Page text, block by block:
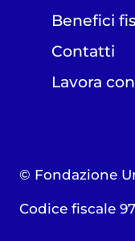
Benefici
Contatti
Lavora
© Fondazione
Codice fiscale